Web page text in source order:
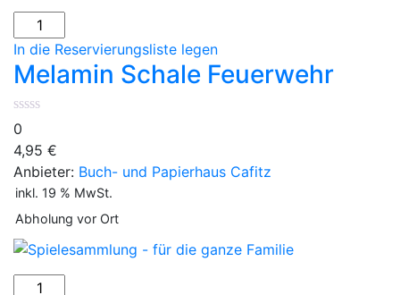
Melamin
Schale
Feuerwehr
Menge
In die Reservierungsliste legen
Melamin Schale Feuerwehr
0
4,95 €
Anbieter: Buch- und Papierhaus Cafitz
inkl. 19 % MwSt.
Abholung vor Ort
Spielesammlung